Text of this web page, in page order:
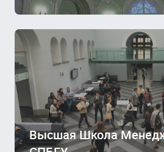
Высшая Школа